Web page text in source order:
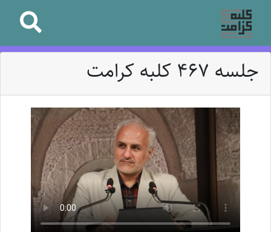
جلسه 467 کلبه کرامت